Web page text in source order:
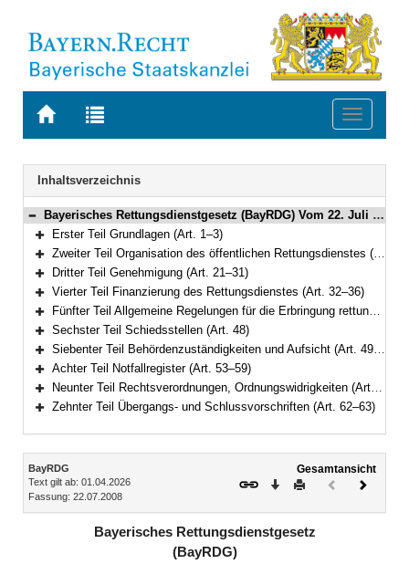
Zur
BAYERN.RECHT
Zur
letzten
Suche
Toggle
Navigation
Inhaltsverzeichnis
Bereich reduzieren
Bayerisches Rettungsdienstgesetz (BayRDG) Vom 22. Juli 2008 (GVBl. S. 429) BayRS 215-5-1-I (Art. 1–63)
Bereich erweitern
Erster Teil Grundlagen (Art. 1–3)
Bereich erweitern
Zweiter Teil Organisation des öffentlichen Rettungsdienstes (Art. 4–20)
Bereich erweitern
Dritter Teil Genehmigung (Art. 21–31)
Bereich erweitern
Vierter Teil Finanzierung des Rettungsdienstes (Art. 32–36)
Bereich erweitern
Fünfter Teil Allgemeine Regelungen für die Erbringung rettungsdienstlicher Leistungen (Art. 37–47)
Bereich erweitern
Sechster Teil Schiedsstellen (Art. 48)
Bereich erweitern
Siebenter Teil Behördenzuständigkeiten und Aufsicht (Art. 49–52)
Bereich erweitern
Achter Teil Notfallregister (Art. 53–59)
Bereich erweitern
Neunter Teil Rechtsverordnungen, Ordnungswidrigkeiten (Art. 60–61)
Zehnter Teil Übergangs- und Schlussvorschriften (Art. 62–63)
Inhalt
BayRDG
Text gilt ab: 01.04.2026
Fassung: 22.07.2008
Gesamtansicht
Download
DruckenVorheriges
(inaktiv)
Bayerisches Rettungsdienstgesetz
(BayRDG)